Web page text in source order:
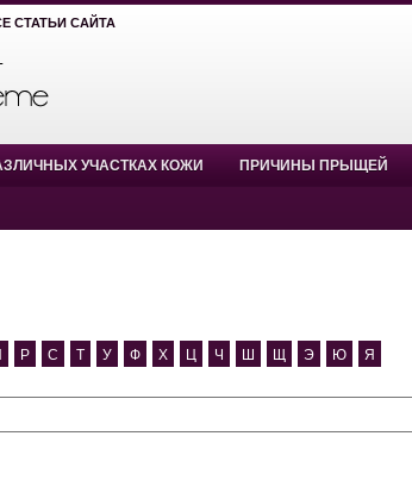
СТАТЬИ САЙТА
УЧАСТКАХ КОЖИ ПРИЧИНЫ ПРЫЩЕЙ
Р С Т У Ф Х Ц Ч Ш Щ Э Ю Я